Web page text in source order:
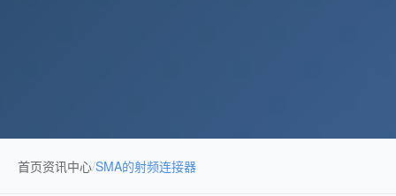
首页资讯中心/SMA的射频连接器